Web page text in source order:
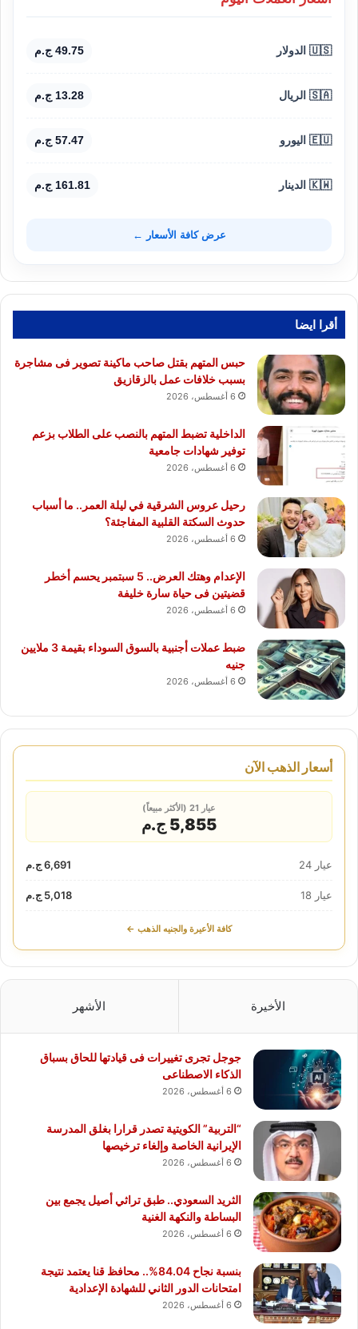
🇺🇸 الدولار 49.75 ج.م
🇸🇦 الريال 13.28 ج.م
🇪🇺 اليورو 57.47 ج.م
🇰🇼 الدينار 161.81 ج.م
عرض كافة الأسعار ←
أقرا ايضا
حبس المتهم بقتل صاحب ماكينة تصوير فى مشاجرة
بسبب خلافات عمل بالزقازيق
6 أغسطس، 2026
الداخلية تضبط المتهم بالنصب على الطلاب بزعم
توفير شهادات جامعية
6 أغسطس، 2026
رحيل عروس الشرقية في ليلة العمر.. ما أسباب
حدوث السكتة القلبية المفاجئة؟
6 أغسطس، 2026
الإعدام وهتك العرض.. 5 سبتمبر يحسم أخطر
قضيتين فى حياة سارة خليفة
6 أغسطس، 2026
ضبط عملات أجنبية بالسوق السوداء بقيمة 3 ملايين
جنيه
6 أغسطس، 2026
أسعار الذهب الآن
عيار 21 (الأكثر مبيعاً)
5,855 ج.م
عيار 24 6,691 ج.م
عيار 18 5,018 ج.م
كافة الأعيرة والجنيه الذهب ←
الأخيرة الأشهر
جوجل تجرى تغييرات فى قيادتها للحاق بسباق
الذكاء الاصطناعى
6 أغسطس، 2026
“التربية” الكويتية تصدر قرارا بغلق المدرسة
الإيرانية الخاصة وإلغاء ترخيصها
6 أغسطس، 2026
الثريد السعودي.. طبق تراثي أصيل يجمع بين
البساطة والنكهة الغنية
6 أغسطس، 2026
بنسبة نجاح 84.04%.. محافظ قنا يعتمد نتيجة
امتحانات الدور الثاني للشهادة الإعدادية
6 أغسطس، 2026